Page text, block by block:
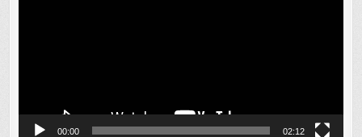
00:00 02:12